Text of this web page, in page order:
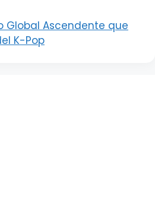
Global Ascendente que
K-Pop